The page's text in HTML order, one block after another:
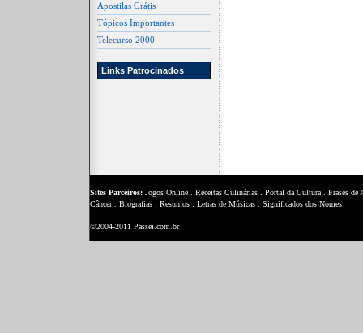
Apostilas Grátis
Tópicos Importantes
Telecurso 2000
Links Patrocinados
Sites Parceiros: Jogos Online Receitas Culinárias Portal da Cultura
Frases de
Câncer. Biografias Resumos Letras de Músicas Significados dos Nomes
©2004-2011 Passei.com.br